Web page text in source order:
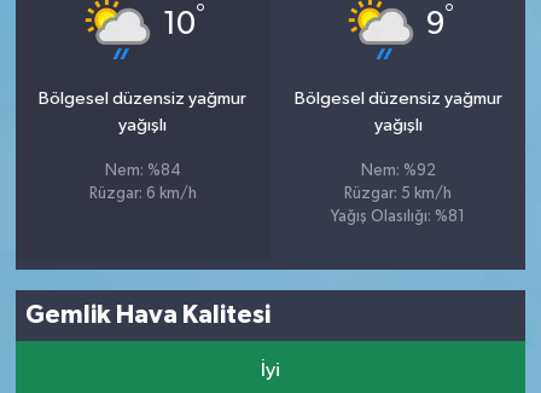
10°
Bölgesel düzensiz yağmur
yağışlı
Nem: %84
Rüzgar: 6 km/h
9°
Bölgesel düzensiz yağmur
yağışlı
Nem: %92
Rüzgar: 5 km/h
Yağış Olasılığı: %81
Gemlik Hava Kalitesi
İyi